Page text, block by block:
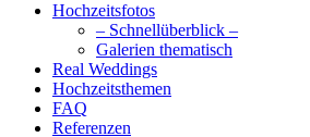
Hochzeitsfotos
– Schnellüberblick –
Galerien thematisch
Real Weddings
Hochzeitsthemen
FAQ
Referenzen